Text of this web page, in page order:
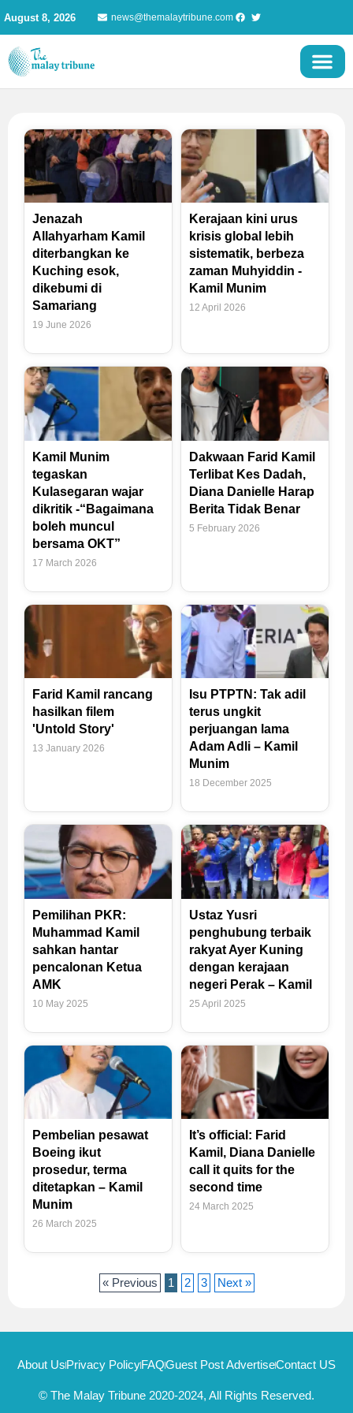
content
August 8, 2026 news@themalaytribune.com
Jenazah
Allahyarham Kamil
diterbangkan ke
Kuching esok,
dikebumi di
Samariang
19 June 2026
Kerajaan kini urus
krisis global lebih
sistematik, berbeza
zaman Muhyiddin -
Kamil Munim
12 April 2026
Kamil Munim
tegaskan
Kulasegaran wajar
dikritik -“Bagaimana
boleh muncul
bersama OKT”
17 March 2026
Dakwaan Farid Kamil
Terlibat Kes Dadah,
Diana Danielle Harap
Berita Tidak Benar
5 February 2026
Farid Kamil rancang
hasilkan filem
'Untold Story'
13 January 2026
Isu PTPTN: Tak adil
terus ungkit
perjuangan lama
Adam Adli – Kamil
Munim
18 December 2025
Pemilihan PKR:
Muhammad Kamil
sahkan hantar
pencalonan Ketua
AMK
10 May 2025
Ustaz Yusri
penghubung terbaik
rakyat Ayer Kuning
dengan kerajaan
negeri Perak – Kamil
25 April 2025
Pembelian pesawat
Boeing ikut
prosedur, terma
ditetapkan – Kamil
Munim
26 March 2025
It’s official: Farid
Kamil, Diana Danielle
call it quits for the
second time
24 March 2025
« Previous
Page
1
Page
2
Page
3 Next »
About Us Privacy PolicyFAQGuest Post AdvertiseContact US
© The Malay Tribune 2020-2024, All Rights Reserved.